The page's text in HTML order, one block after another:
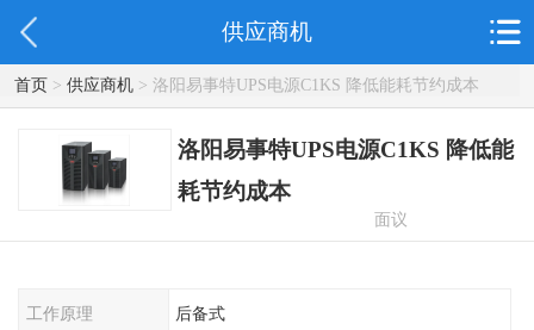
供应商机
首页> 供应商机> 洛阳易事特UPS电源C1KS 降低能耗节约成本
洛阳易事特UPS电源C1KS 降低能
耗节约成本
面议
工作原理 后备式